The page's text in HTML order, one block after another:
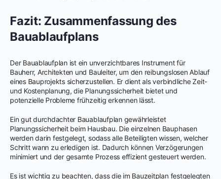
Fazit: Zusammenfassung des
Bauablaufplans
Der Bauablaufplan ist ein unverzichtbares Instrument für
Bauherr, Architekten und Bauleiter, um den reibungslosen Ablauf
eines Bauprojekts sicherzustellen. Er dient als verbindliche Zeit-
und Kostenplanung, die Planungssicherheit bietet und
potenzielle Probleme frühzeitig erkennen lässt.
Ein gut durchdachter Bauablaufplan gewährleistet
Planungssicherheit beim Hausbau. Die einzelnen Bauphasen
werden darin festgelegt, sodass alle Beteiligten wissen, welcher
Schritt wann zu erledigen ist. Dadurch können Verzögerungen
minimiert und der gesamte Prozess effizient gesteuert werden.
Es ist wichtig zu beachten, dass die im Bauzeitplan festgelegten